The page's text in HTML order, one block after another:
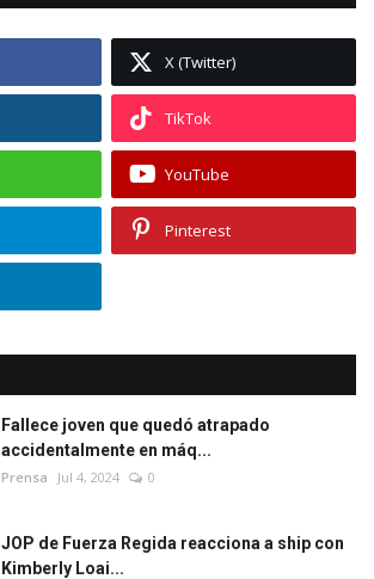
X (Twitter)
TikTok
YouTube
Pinterest
Fallece joven que quedó atrapado
accidentalmente en máq...
Prensa Jul 4, 2024 0
JOP de Fuerza Regida reacciona a ship con
Kimberly Loai...